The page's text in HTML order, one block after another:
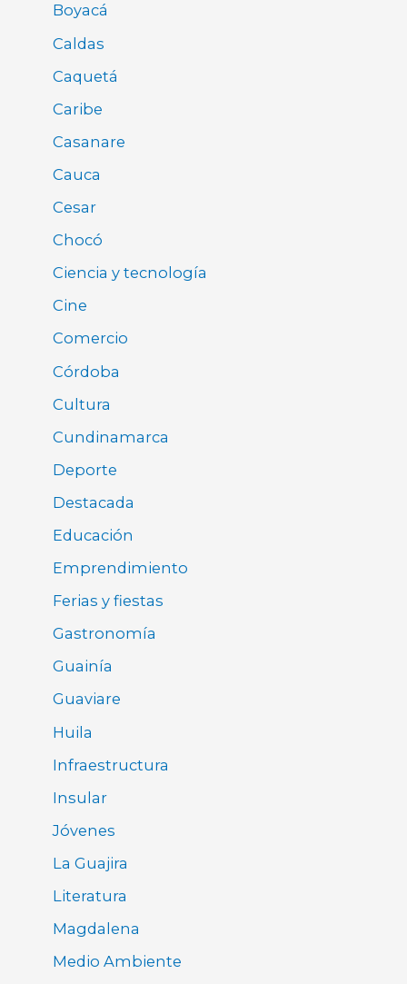
Boyacá
Caldas
Caquetá
Caribe
Casanare
Cauca
Cesar
Chocó
Ciencia y tecnología
Cine
Comercio
Córdoba
Cultura
Cundinamarca
Deporte
Destacada
Educación
Emprendimiento
Ferias y fiestas
Gastronomía
Guainía
Guaviare
Huila
Infraestructura
Insular
Jóvenes
La Guajira
Literatura
Magdalena
Medio Ambiente